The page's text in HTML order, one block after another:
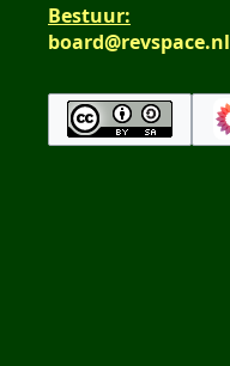
Bestuur:
board@revspace.nl